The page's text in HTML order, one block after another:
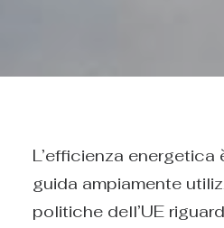
L’efficienza energetica
guida ampiamente
politiche dell’UE